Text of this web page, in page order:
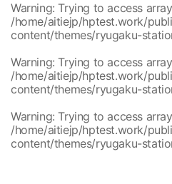
Warning: Trying to access
/home/aitiejp/hptest.work/
content/themes/ryugaku-
Warning: Trying to access
/home/aitiejp/hptest.work/
content/themes/ryugaku-
Warning: Trying to access
/home/aitiejp/hptest.work/
content/themes/ryugaku-